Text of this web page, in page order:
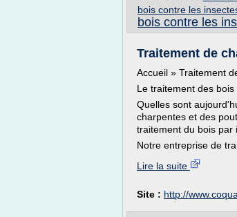
bois contre les
bois contre les
Traitement de
Accueil » Traitement
Le traitement des
Quelles sont
charpentes et des
traitement du bois par
Notre entreprise de
Lire la suite
Site : http://